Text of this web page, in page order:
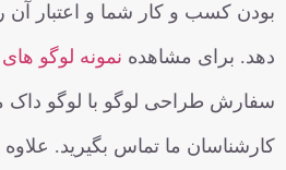
بودن کسب و کار شما و اعتبار آن
دهد. برای مشاهده نمونه لوگو
سفارش طراحی لوگو با لوگو داک
کارشناسان ما تماس بگیرید.